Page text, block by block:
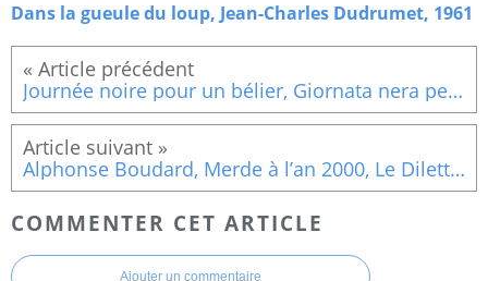
Dans la gueule du loup, Jean-Charles Dudrumet, 1961
Journée noire pour un bélier, Giornata nera per l’ariete, Luigi Bazzoni, 1971
Alphonse Boudard, Merde à l’an 2000, Le Dilettante, 2023
COMMENTER CET ARTICLE
Ajouter un commentaire